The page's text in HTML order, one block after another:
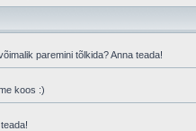
paremini tõlkida? Anna teada!
koos :)